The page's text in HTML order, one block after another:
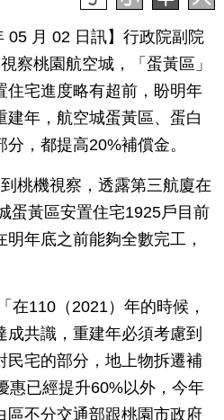
05 月 02 日訊】行政院副院
察桃園航空城，「蛋黃區」
住宅進度略有超前，盼明年
建年，航空城蛋黃區、蛋白
，都提高20%補償金。
桃機視察，透露第三航廈在
蛋黃區安置住宅1925戶目前
年底之前能夠全數完工，
在110（2021）年的時候，
共識，重建年必須考慮到
民宅的部分，地上物拆遷補
惠已經提升60%以外，今年
區不分交通部跟桃園市政府